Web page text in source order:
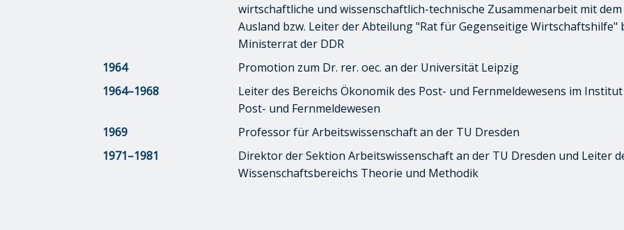
wirtschaftliche und wissenschaftlich-technische Zusammenarbeit mit dem
Ausland bzw. Leiter der Abteilung "Rat für Gegenseitige Wirtschaftshilfe"
Ministerrat der DDR
1964
Promotion zum Dr. rer. oec. an der Universität Leipzig
1964–1968
Leiter des Bereichs Ökonomik des Post- und Fernmeldewesens im
Post- und Fernmeldewesen
1969
Professor für Arbeitswissenschaft an der TU Dresden
1971–1981
Direktor der Sektion Arbeitswissenschaft an der TU Dresden und Leiter
Wissenschaftsbereichs Theorie und Methodik